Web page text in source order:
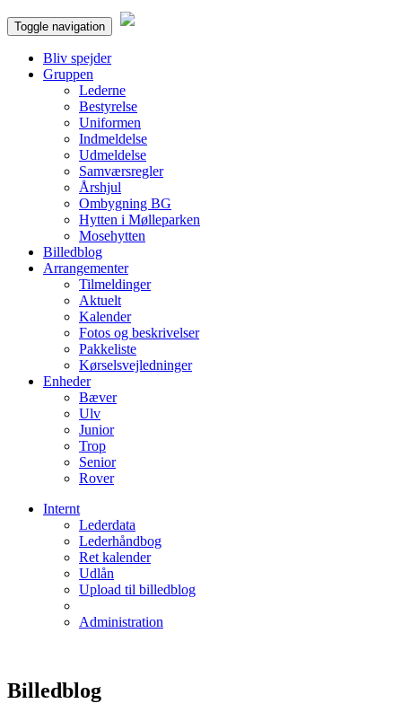
Toggle navigation
Bliv spejder
Gruppen
Lederne
Bestyrelse
Uniformen
Indmeldelse
Udmeldelse
Samværsregler
Årshjul
Ombygning BG
Hytten i Mølleparken
Mosehytten
Billedblog
Arrangementer
Tilmeldinger
Aktuelt
Kalender
Fotos og beskrivelser
Pakkeliste
Kørselsvejledninger
Enheder
Bæver
Ulv
Junior
Trop
Senior
Rover
Internt
Lederdata
Lederhåndbog
Ret kalender
Udlån
Upload til billedblog
Administration
Billedblog